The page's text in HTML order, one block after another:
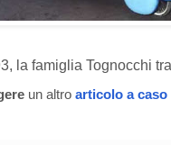
la famiglia Tognocchi
un altro articolo a caso